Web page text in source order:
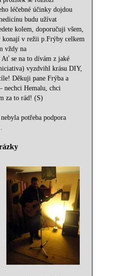
léčebné účinky dojdou
budu užívat
kolem, doporučuji všem,
konají v režii p.Frýby celkem
vždy na
Ať se na to dívám z jaké
vyzdvihl krásu DIY,
Děkuji pane Frýba a
nechci Hemalu, chci
za to rád! (S)
potřeba podpora